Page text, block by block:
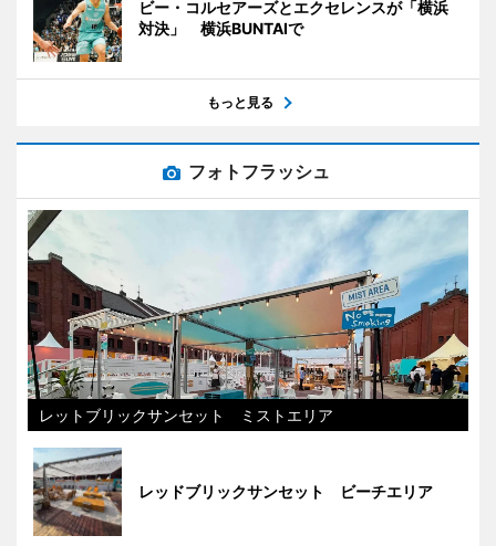
ビー・コルセアーズとエクセレンスが「横浜
対決」 横浜BUNTAIで
もっと見る
フォトフラッシュ
レットブリックサンセット ミストエリア
レッドブリックサンセット ビーチエリア